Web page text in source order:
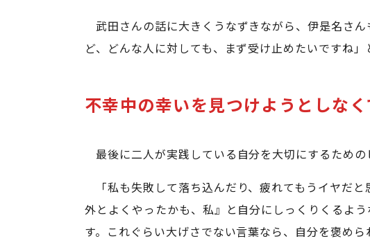
武田さんの話に大きくうなずきながら、伊是名さ
ど、どんな人に対しても、まず受け止めたいですね」
不幸中の幸いを見つけようとしな
最後に二人が実践している自分を大切にするための
「私も失敗して落ち込んだり、疲れてもうイヤだ
外とよくやったかも、私』と自分にしっくりくるよ
す。これぐらい大げさでない言葉なら、自分を褒めら